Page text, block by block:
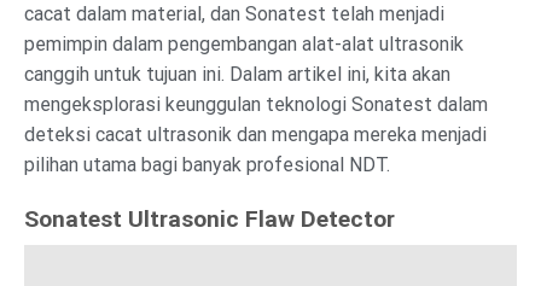
cacat dalam material, dan Sonatest telah menjadi
pemimpin dalam pengembangan alat-alat ultrasonik
canggih untuk tujuan ini. Dalam artikel ini, kita akan
mengeksplorasi keunggulan teknologi Sonatest dalam
deteksi cacat ultrasonik dan mengapa mereka menjadi
pilihan utama bagi banyak profesional NDT.
Sonatest Ultrasonic Flaw Detector